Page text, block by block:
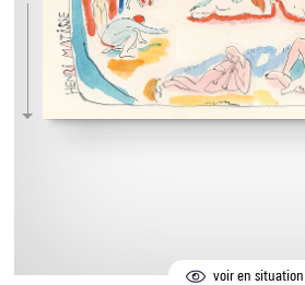
voir en situation